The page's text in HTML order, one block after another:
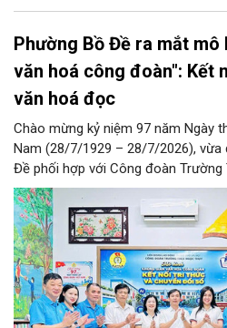
Phường Bồ Đề ra mắt mô
văn hoá công đoàn": Kết
văn hoá đọc
Chào mừng kỷ niệm 97 năm Ngày
Nam (28/7/1929 – 28/7/2026), vừa
Đề phối hợp với Công đoàn Trường
đoàn Trường Tiểu học Ái Mộ B tổ
“Không gian văn hóa công đoàn”.